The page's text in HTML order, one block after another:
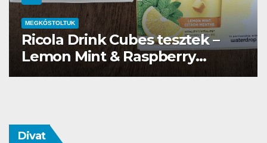
MEGKÓSTOLTUK
Waterdrop üdítő kapszula teszt
Divat